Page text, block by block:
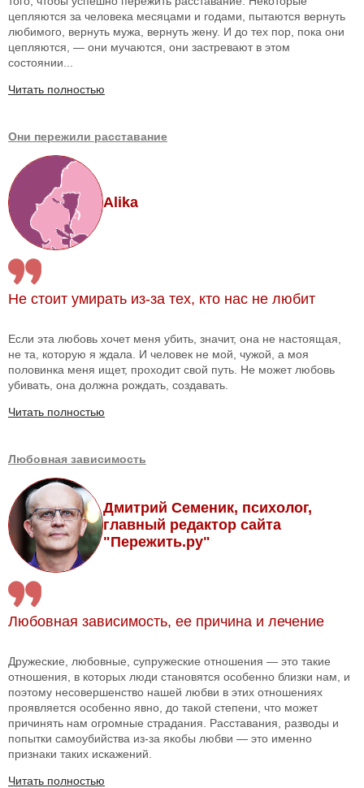
цепляются за человека месяцами и годами, пытаются вернуть
любимого, вернуть мужа, вернуть жену. И до тех пор, пока они
цепляются, — они мучаются, они застревают в этом
состоянии...
Читать полностью
Они пережили расставание
Alika
Не стоит умирать из-за тех, кто нас не любит
Если эта любовь хочет меня убить, значит, она не настоящая,
не та, которую я ждала. И человек не мой, чужой, а моя
половинка меня ищет, проходит свой путь. Не может любовь
убивать, она должна рождать, создавать.
Читать полностью
Любовная зависимость
Дмитрий Семеник, психолог,
главный редактор сайта
"Пережить.ру"
Любовная зависимость, ее причина и лечение
Дружеские, любовные, супружеские отношения — это такие
отношения, в которых люди становятся особенно близки нам, и
поэтому несовершенство нашей любви в этих отношениях
проявляется особенно явно, до такой степени, что может
причинять нам огромные страдания. Расставания, разводы и
попытки самоубийства из-за якобы любви — это именно
признаки таких искажений.
Читать полностью